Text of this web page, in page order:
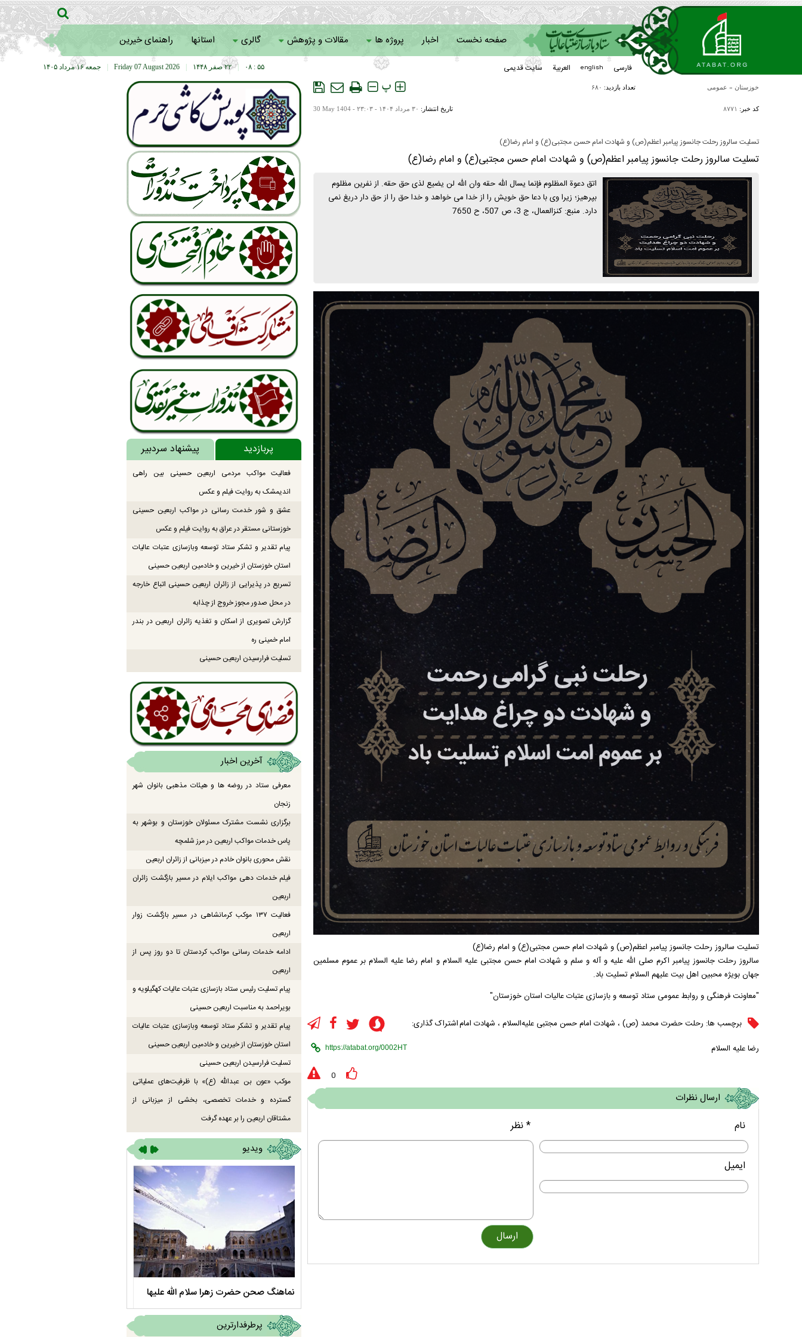
صفحه نخست اخبار پروژه ها مقالات و پژوهش گالری استانها راهنمای خیرین
سامانه خادمان فارسی english العربیة سایت قدیمی جمعه ۱۶ مرداد ۱۴۰۵ Friday 07 August 2026 ۲۲ صفر ۱۴۴۸ | ۵۵ : ۰۸
خوزستان » عمومی تعداد بازدید: ۶۸۰ پ
کد خبر: ۸۷۷۱ تاریخ انتشار: ۳۰ مرداد ۱۴۰۴ - ۲۳:۰۳ - 30 May 1404
تسلیت سالروز رحلت جانسوز پیامبر اعظم(ص) و شهادت امام حسن مجتبی(ع) و امام رضا(ع)
تسلیت سالروز رحلت جانسوز پیامبر اعظم(ص) و شهادت امام حسن مجتبی(ع) و امام رضا(ع)
اتق دعوة المظلوم فإنما یسال الله حقه وان الله لن یضیع لذی حق حقه. از نفرین مظلوم
بپرهیز؛ زیرا وی با دعا حق خویش را از خدا می خواهد و خدا حق را از حق دار دریغ نمی
دارد. منبع: کنزالعمال، ج 3، ص 507، ح 7650
تسلیت سالروز رحلت جانسوز پیامبر اعظم(ص) و شهادت امام حسن مجتبی(ع) و امام رضا(ع)
سالروز رحلت جانسوز پیامبر اکرم صلی الله علیه و آله و سلم و شهادت امام حسن مجتبی علیه السلام و امام رضا علیه السلام بر عموم مسلمین
جهان بویژه محبین اهل بیت علیهم السلام تسلیت باد.
"معاونت فرهنگی و روابط عمومی ستاد توسعه و بازسازی عتبات عالیات استان خوزستان"
برچسب ها: رحلت حضرت محمد (ص) ، شهادت امام حسن مجتبی علیه‌السلام ، شهادت امام
رضا علیه السلام
اشتراک گذاری:
0
ارسال نظرات
نام
ایمیل
* نظر
پربازدید پیشنهاد سردبیر
فعالیت مواکب مردمی اربعین حسینی بین راهی
اندیمشک به روایت فیلم و عکس
عشق و شور خدمت رسانی در مواکب اربعین حسینی
خوزستانی مستقر در عراق به روایت فیلم و عکس
پیام تقدیر و تشکر ستاد توسعه وبازسازی عتبات عالیات
استان خوزستان از خیرین و خادمین اربعین حسینی
تسریع در پذیرایی از زائران اربعین حسینی اتباع خارجه
در محل صدور مجوز خروج از چذابه
گزارش تصویری از اسکان و تغذیه زائران اربعین در بندر
امام خمینی ره
تسلیت فرارسیدن اربعین حسینی
آخرین اخبار
معرفی ستاد در روضه ها و هیئات مذهبی بانوان شهر
زنجان
برگزاری نشست مشترک مسئولان خوزستان و بوشهر به
پاس خدمات مواکب اربعین در مرز شلمچه
نقش محوری بانوان خادم در میزبانی از زائران اربعین
فیلم خدمات دهی مواکب ایلام در مسیر بازگشت زائران
اربعین
فعالیت ۱۳۷ موکب کرمانشاهی در مسیر بازگشت زوار
اربعین
ادامه خدمات رسانی مواکب کردستان تا دو روز پس از
اربعین
پیام تسلیت رئیس ستاد بازسازی عتبات عالیات کهگیلویه و
بویراحمد به مناسبت اربعین حسینی
پیام تقدیر و تشکر ستاد توسعه وبازسازی عتبات عالیات
استان خوزستان از خیرین و خادمین اربعین حسینی
تسلیت فرارسیدن اربعین حسینی
موکب «عون بن عبدالله (ع)» با ظرفیت‌های عملیاتی
گسترده و خدمات تخصصی، بخشی از میزبانی از
مشتاقان اربعین را بر عهده گرفت
ویدیو
نماهنگ صحن حضرت زهرا سلام الله علیها
پرطرفدارترین